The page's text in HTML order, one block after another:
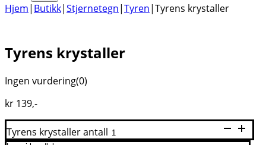
Hjem| Butikk|Stjernetegn|Tyren|Tyrens krystaller
Tyrens krystaller
Ingen vurdering(0)
kr 139,-
Tyrens krystaller antall